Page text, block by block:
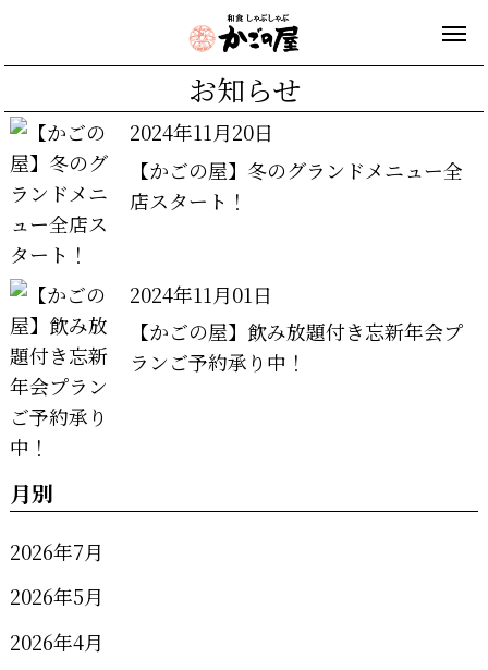
お知らせ
2024年11月20日
【かごの屋】冬のグランドメニュー全
店スタート！
2024年11月01日
【かごの屋】飲み放題付き忘新年会プ
ランご予約承り中！
月別
2026年7月
2026年5月
2026年4月